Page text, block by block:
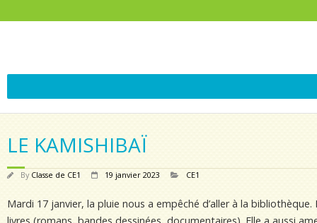
LE KAMISHIBAÏ
By Classe de CE1 19 janvier 2023 CE1
Mardi 17 janvier, la pluie nous a empêché d’aller à la